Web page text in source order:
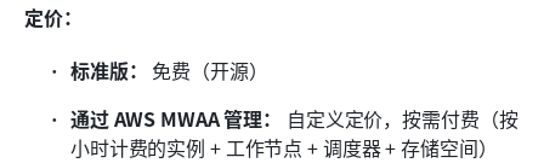
定价：
标准版： 免费（开源）
通过 AWS MWAA 管理：
自定义定价，按需付费（按
小时计费的实例 + 工作节点 + 调度器 + 存储空间）